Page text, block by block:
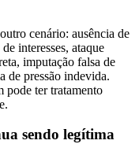
cenário: ausência de
interesses, ataque
imputação falsa de
de pressão indevida.
pode ter tratamento
sendo legítima